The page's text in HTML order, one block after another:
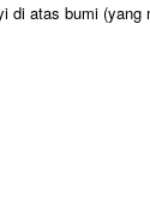
di atas bumi